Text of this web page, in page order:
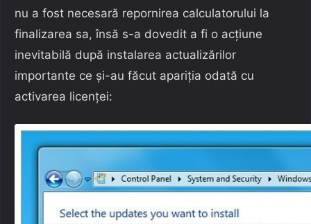
nu a fost necesară repornirea calculatorului la
finalizarea sa, însă s-a dovedit a fi o acţiune
inevitabilă după instalarea actualizărilor
importante ce şi-au făcut apariţia odată cu
activarea licenţei: